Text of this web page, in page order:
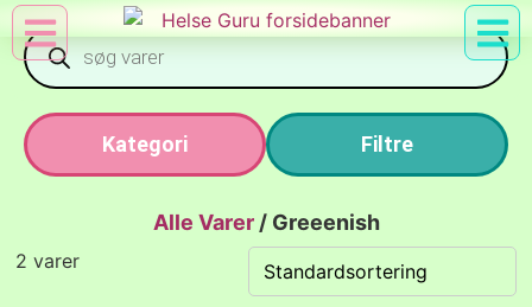
Kategori Filtre
Alle Varer /Greeenish
2 varer